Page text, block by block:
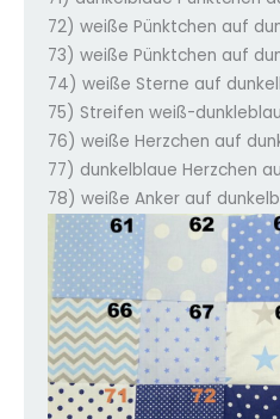
72) weiße Pünktchen auf
73) weiße Pünktchen auf
74) weiße Sterne auf
75) Streifen weiß-
76) weiße Herzchen auf
77) dunkelblaue Herzchen
78) weiße Anker auf